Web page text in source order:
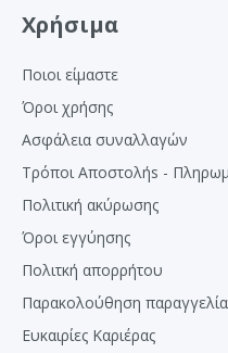
Χρήσιμα
Ποιοι είμαστε
Όροι χρήσης
Ασφάλεια συναλλαγών
Τρόποι Αποστολήs -
Πολιτική ακύρωσης
Όροι εγγύησης
Πολιτκή απορρήτου
Παρακολούθηση
Ευκαιρίες Καριέρας